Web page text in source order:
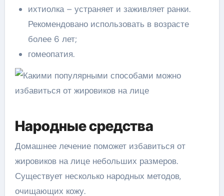
ихтиолка – устраняет и заживляет ранки.
Рекомендовано использовать в возрасте
более 6 лет;
гомеопатия.
Народные средства
Домашнее лечение поможет избавиться от
жировиков на лице небольших размеров.
Существует несколько народных методов,
очищающих кожу.